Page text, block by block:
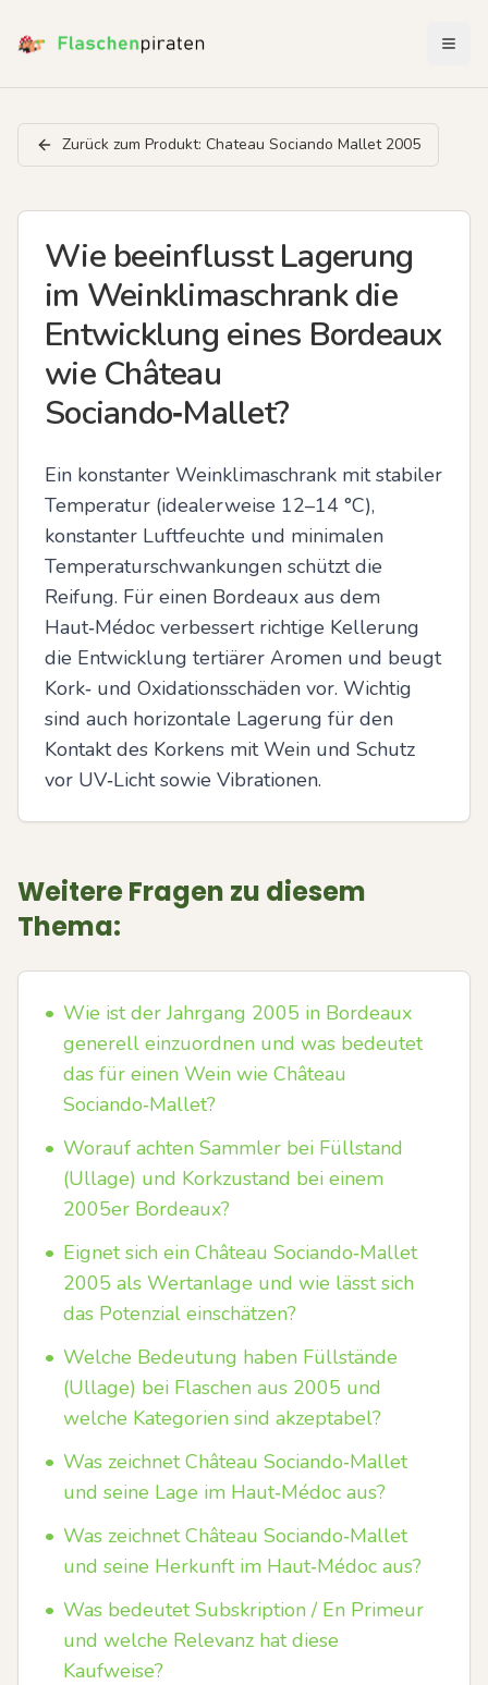
Zurück zum Produkt: Chateau Sociando Mallet 2005
Wie beeinflusst Lagerung
im Weinklimaschrank die
Entwicklung eines Bordeaux
wie Château
Sociando‑Mallet?
Ein konstanter Weinklimaschrank mit stabiler
Temperatur (idealerweise 12–14 °C),
konstanter Luftfeuchte und minimalen
Temperaturschwankungen schützt die
Reifung. Für einen Bordeaux aus dem
Haut‑Médoc verbessert richtige Kellerung
die Entwicklung tertiärer Aromen und beugt
Kork‑ und Oxidationsschäden vor. Wichtig
sind auch horizontale Lagerung für den
Kontakt des Korkens mit Wein und Schutz
vor UV‑Licht sowie Vibrationen.
Weitere Fragen zu diesem
Thema:
• Wie ist der Jahrgang 2005 in Bordeaux
generell einzuordnen und was bedeutet
das für einen Wein wie Château
Sociando‑Mallet?
• Worauf achten Sammler bei Füllstand
(Ullage) und Korkzustand bei einem
2005er Bordeaux?
• Eignet sich ein Château Sociando‑Mallet
2005 als Wertanlage und wie lässt sich
das Potenzial einschätzen?
• Welche Bedeutung haben Füllstände
(Ullage) bei Flaschen aus 2005 und
welche Kategorien sind akzeptabel?
• Was zeichnet Château Sociando‑Mallet
und seine Lage im Haut‑Médoc aus?
• Was zeichnet Château Sociando‑Mallet
und seine Herkunft im Haut‑Médoc aus?
• Was bedeutet Subskription / En Primeur
und welche Relevanz hat diese
Kaufweise?